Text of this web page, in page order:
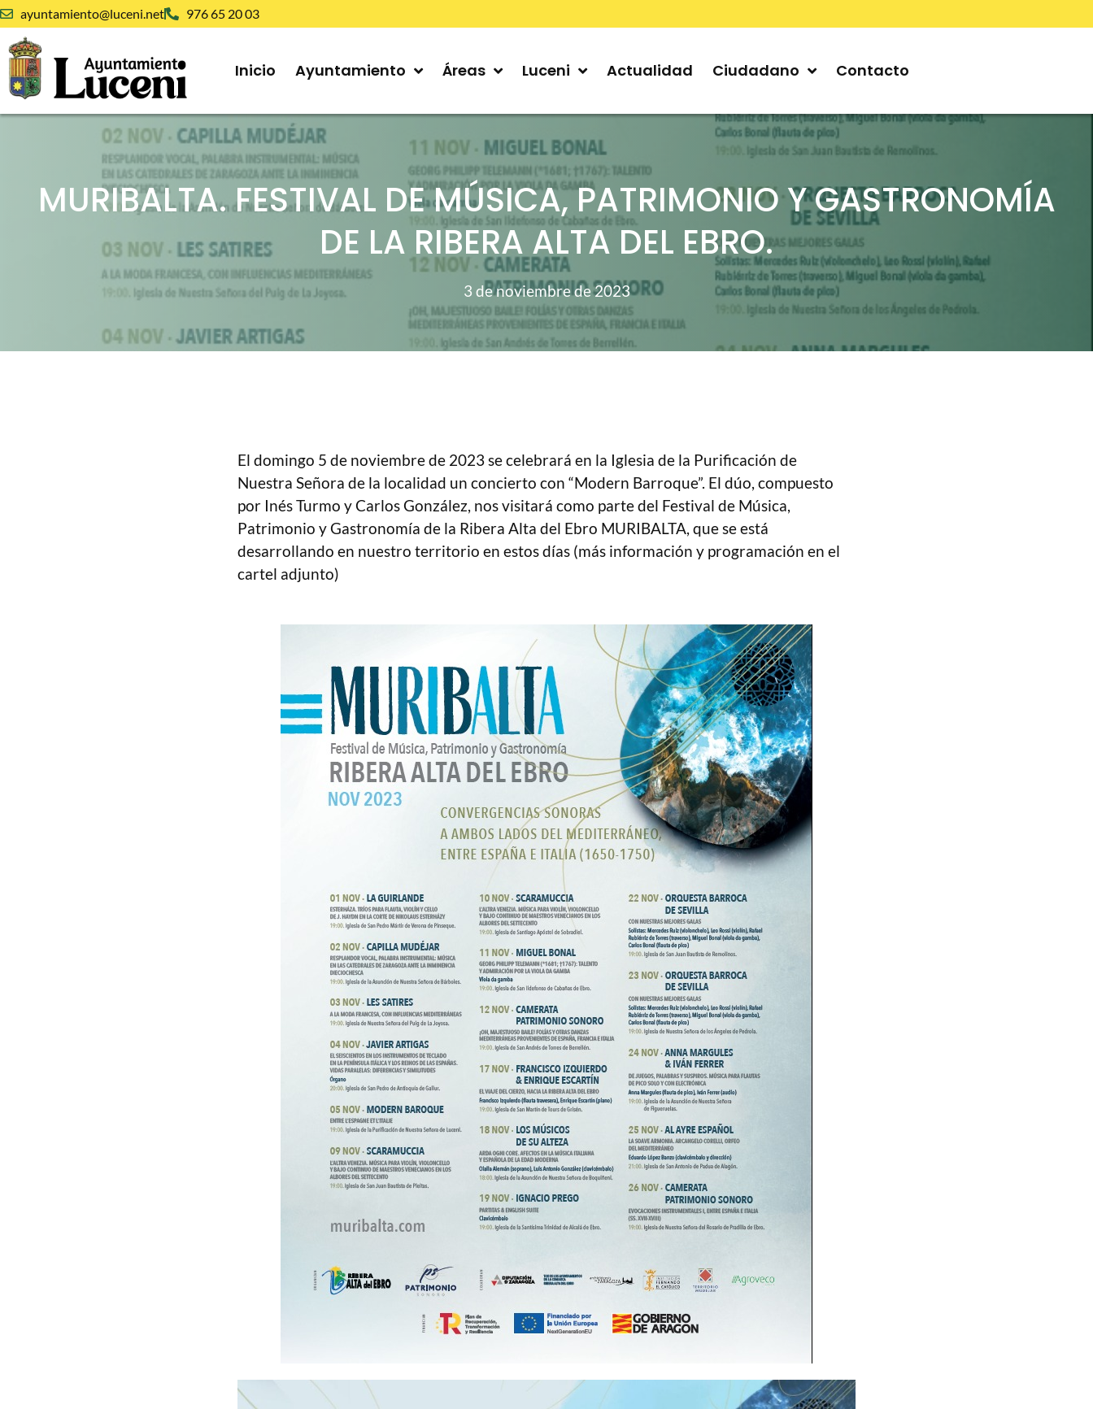
ayuntamiento@luceni.net 976 65 20 03
Inicio Ayuntamiento Áreas Luceni Actualidad Ciudadano Contacto
MURIBALTA. FESTIVAL DE MÚSICA, PATRIMONIO Y GASTRONOMÍA
DE LA RIBERA ALTA DEL EBRO.
3 de noviembre de 2023
El domingo 5 de noviembre de 2023 se celebrará en la Iglesia de la Purificación de
Nuestra Señora de la localidad un concierto con “Modern Barroque”. El dúo, compuesto
por Inés Turmo y Carlos González, nos visitará como parte del Festival de Música,
Patrimonio y Gastronomía de la Ribera Alta del Ebro MURIBALTA, que se está
desarrollando en nuestro territorio en estos días (más información y programación en el
cartel adjunto)